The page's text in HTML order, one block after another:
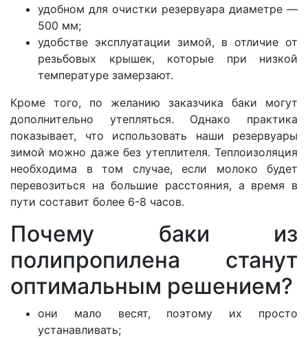
удобном для очистки резервуара диаметре —
500 мм;
удобстве эксплуатации зимой, в отличие от
резьбовых крышек, которые при низкой
температуре замерзают.
Кроме того, по желанию заказчика баки могут
дополнительно утепляться. Однако практика
показывает, что использовать наши резервуары
зимой можно даже без утеплителя. Теплоизоляция
необходима в том случае, если молоко будет
перевозиться на большие расстояния, а время в
пути составит более 6-8 часов.
Почему баки из
полипропилена станут
оптимальным решением?
они мало весят, поэтому их просто
устанавливать;